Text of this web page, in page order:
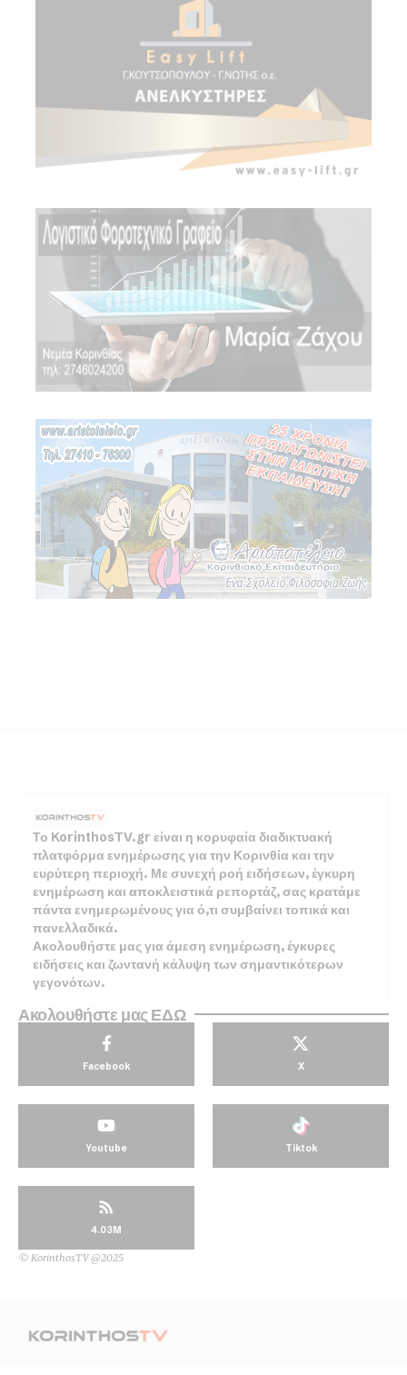
Το KorinthosTV.gr είναι η κορυφαία διαδικτυακή
πλατφόρμα ενημέρωσης για την Κορινθία και την
ευρύτερη περιοχή. Με συνεχή ροή ειδήσεων, έγκυρη
ενημέρωση και αποκλειστικά ρεπορτάζ, σας κρατάμε
πάντα ενημερωμένους για ό,τι συμβαίνει τοπικά και
πανελλαδικά.
Ακολουθήστε μας για άμεση ενημέρωση, έγκυρες
ειδήσεις και ζωντανή κάλυψη των σημαντικότερων
γεγονότων.
Ακολουθήστε μας ΕΔΩ
Facebook X
Youtube Tiktok
4.03M
© KorinthosTV @2025